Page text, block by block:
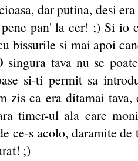
dar putina, desi
pan' la cer! ;) Si io
bissurile si mai apoi
singura tava nu se
si-ti permit sa
zis ca era ditamai
timer-ul ala care
ce-s acolo, daramite
;)